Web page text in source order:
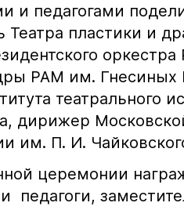
и педагогами
Театра пластики и
РАМ им. Гнесиных
театрального
дирижер
им. П. И.
церемонии
педагоги,